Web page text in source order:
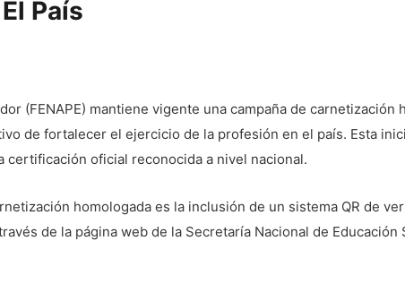
País
(FENAPE) mantiene vigente una campaña de carnetización
de fortalecer el ejercicio de la profesión en el país. Esta
oficial reconocida a nivel nacional.
homologada es la inclusión de un sistema QR de
de la página web de la Secretaría Nacional de Educación